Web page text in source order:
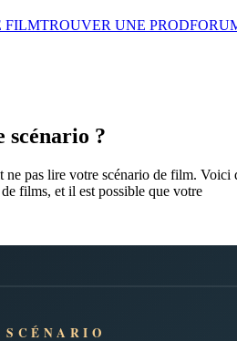
FILMTROUVER UNE PROD
scénario ?
pas lire votre scénario de film.
films, et il est possible que votre